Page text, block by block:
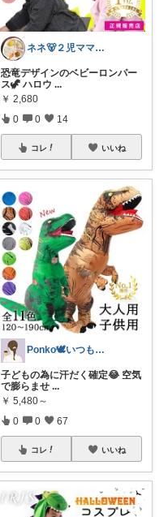
ネネ🐻２児ママ家事ラクルーム✨
恐竜デザインのベビーロンパー
ス🦖 ハロウ ...
￥ 2,680
0 0 14
コレ いいね
Ponko🕊️いつもお立寄り感謝です♡
子どもの為に汗だく確定😂 空気
で膨らませ ...
￥ 5,480～
0 0 67
コレ いいね